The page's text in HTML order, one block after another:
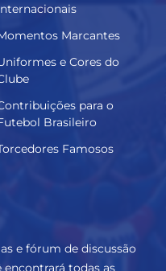
Marcantes
e Cores do
para o
Brasileiro
Famosos
e fórum de discussão
encontrará todas as